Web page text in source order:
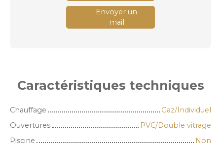
Envoyer un
mail
Caractéristiques techniques
Chauffage
Gaz/Individuel
Ouvertures
PVC/Double vitrage
Piscine
Non